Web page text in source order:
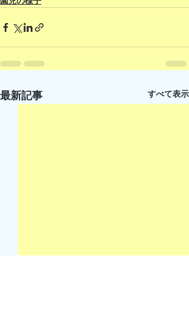
最新記事 すべて表示